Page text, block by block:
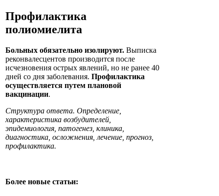
Профилактика
полиомиелита
Больных обязательно изолируют. Выписка
реконвалесцентов производится после
исчезновения острых явлений, но не ранее 40
дней со дня заболевания. Профилактика
осуществляется путем плановой
вакцинации.
Структура ответа. Определение,
характеристика возбудителей,
эпидемиология, патогенез, клиника,
диагностика, осложнения, лечение, прогноз,
профилактика.
Более новые статьи: